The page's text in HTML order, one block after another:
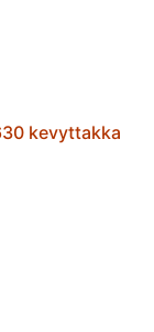
kevyttakka